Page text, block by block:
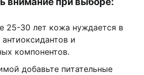
25-30 лет кожа нуждается в
и
компонентов.
добавьте питательные